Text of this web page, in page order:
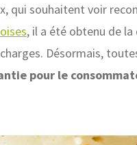
qui souhaitent voir
, il a été obtenu de
Désormais,
pour le